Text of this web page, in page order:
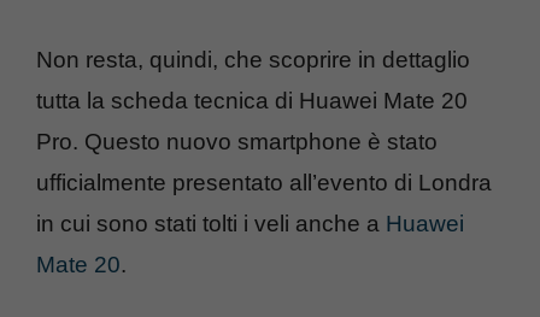
Non resta, quindi, che scoprire in dettaglio
tutta la scheda tecnica di Huawei Mate 20
Pro. Questo nuovo smartphone è stato
ufficialmente presentato all’evento di Londra
in cui sono stati tolti i veli anche a Huawei
Mate 20.